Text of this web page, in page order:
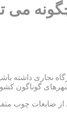
نجاری داشته
از ضایعات چوب